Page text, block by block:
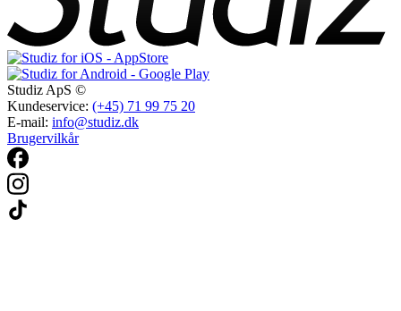
Studiz ApS ©
Kundeservice: (+45) 71 99 75 20
E-mail: info@studiz.dk
Brugervilkår